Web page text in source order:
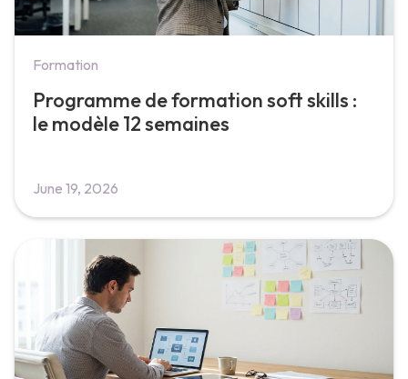
Formation
Programme de formation soft skills :
le modèle 12 semaines
June 19, 2026